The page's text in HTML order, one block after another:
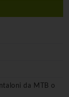
da MTB o